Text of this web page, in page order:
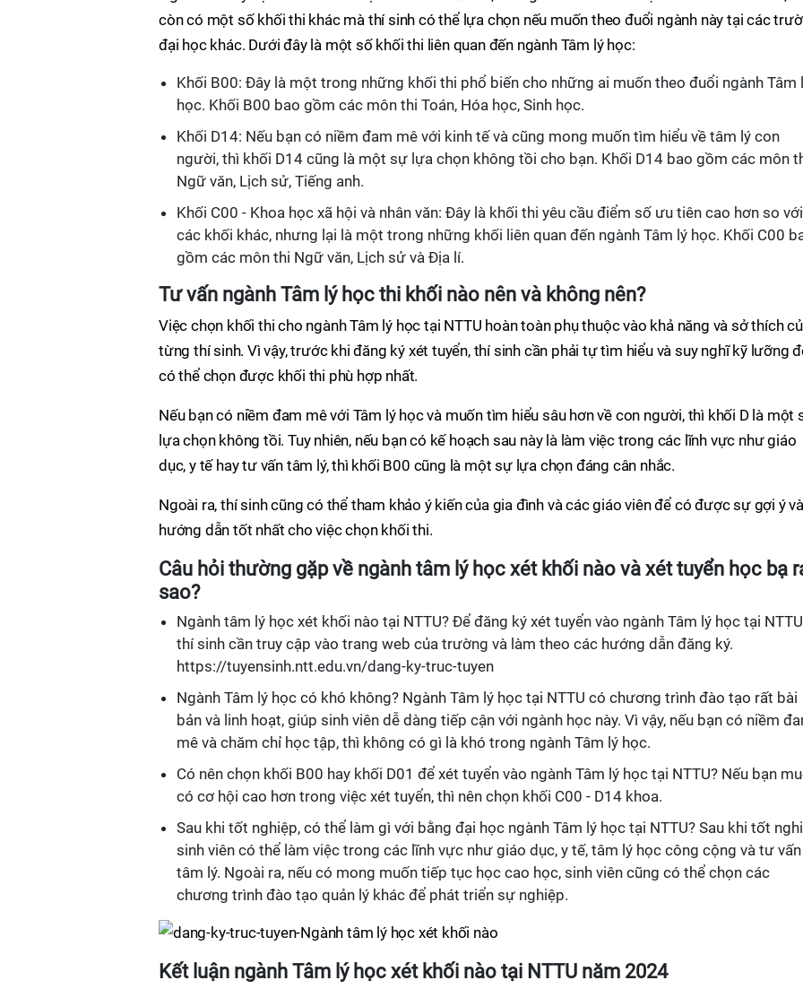
còn có một số khối thi khác mà thí sinh có thể lựa chọn nếu muốn theo đuổi ngành này tại các
đại học khác. Dưới đây là một số khối thi liên quan đến ngành Tâm lý học:
Khối B00: Đây là một trong những khối thi phổ biến cho những ai muốn theo đuổi ngành Tâm
học. Khối B00 bao gồm các môn thi Toán, Hóa học, Sinh học.
Khối D14: Nếu bạn có niềm đam mê với kinh tế và cũng mong muốn tìm hiểu về tâm lý con
người, thì khối D14 cũng là một sự lựa chọn không tồi cho bạn. Khối D14 bao gồm các môn
Ngữ văn, Lịch sử, Tiếng anh.
Khối C00 - Khoa học xã hội và nhân văn: Đây là khối thi yêu cầu điểm số ưu tiên cao hơn so với
các khối khác, nhưng lại là một trong những khối liên quan đến ngành Tâm lý học. Khối C00
gồm các môn thi Ngữ văn, Lịch sử và Địa lí.
Tư vấn ngành Tâm lý học thi khối nào nên và không nên?
Việc chọn khối thi cho ngành Tâm lý học tại NTTU hoàn toàn phụ thuộc vào khả năng và sở thích
từng thí sinh. Vì vậy, trước khi đăng ký xét tuyển, thí sinh cần phải tự tìm hiểu và suy nghĩ kỹ lưỡng
có thể chọn được khối thi phù hợp nhất.
Nếu bạn có niềm đam mê với Tâm lý học và muốn tìm hiểu sâu hơn về con người, thì khối D là một
lựa chọn không tồi. Tuy nhiên, nếu bạn có kế hoạch sau này là làm việc trong các lĩnh vực như giáo
dục, y tế hay tư vấn tâm lý, thì khối B00 cũng là một sự lựa chọn đáng cân nhắc.
Ngoài ra, thí sinh cũng có thể tham khảo ý kiến của gia đình và các giáo viên để có được sự gợi ý và
hướng dẫn tốt nhất cho việc chọn khối thi.
Câu hỏi thường gặp về ngành tâm lý học xét khối nào và xét tuyển học bạ
sao?
Ngành tâm lý học xét khối nào tại NTTU? Để đăng ký xét tuyển vào ngành Tâm lý học tại
thí sinh cần truy cập vào trang web của trường và làm theo các hướng dẫn đăng ký.
https://tuyensinh.ntt.edu.vn/dang-ky-truc-tuyen
Ngành Tâm lý học có khó không? Ngành Tâm lý học tại NTTU có chương trình đào tạo rất bài
bản và linh hoạt, giúp sinh viên dễ dàng tiếp cận với ngành học này. Vì vậy, nếu bạn có niềm
mê và chăm chỉ học tập, thì không có gì là khó trong ngành Tâm lý học.
Có nên chọn khối B00 hay khối D01 để xét tuyển vào ngành Tâm lý học tại NTTU? Nếu bạn
có cơ hội cao hơn trong việc xét tuyển, thì nên chọn khối C00 - D14 khoa.
Sau khi tốt nghiệp, có thể làm gì với bằng đại học ngành Tâm lý học tại NTTU? Sau khi tốt
sinh viên có thể làm việc trong các lĩnh vực như giáo dục, y tế, tâm lý học công cộng và tư vấn
tâm lý. Ngoài ra, nếu có mong muốn tiếp tục học cao học, sinh viên cũng có thể chọn các
chương trình đào tạo quản lý khác để phát triển sự nghiệp.
Kết luận ngành Tâm lý học xét khối nào tại NTTU năm 2024